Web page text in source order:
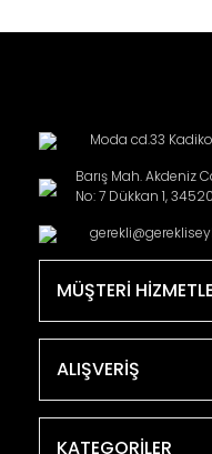
Moda cd.33
Barış Mah. Akdeniz
No: 7 Dükkan 1,
MÜŞTERİ
ALIŞVERİŞ
KATEGORİLER